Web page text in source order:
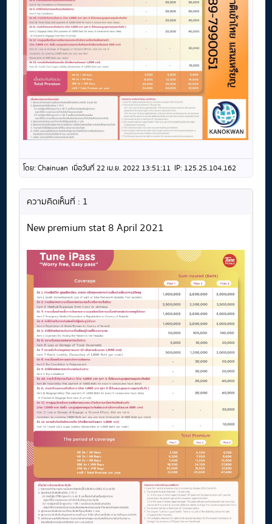
โดย: Chainuan เมื่อวันที่ 22 เม.ย. 2022 13:51:11 IP: 125.25.104.162
ความคิดเห็นที่ : 1
New premium stat 8 April 2021